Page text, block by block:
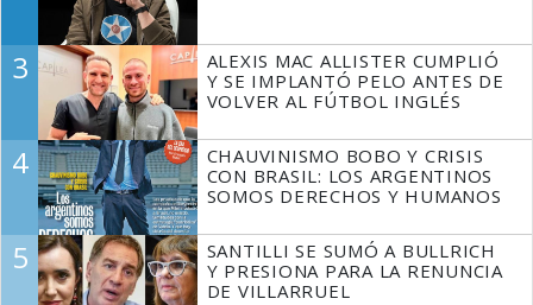
3
ALEXIS MAC ALLISTER CUMPLIÓ
Y SE IMPLANTÓ PELO ANTES DE
VOLVER AL FÚTBOL INGLÉS
4
CHAUVINISMO BOBO Y CRISIS
CON BRASIL: LOS ARGENTINOS
SOMOS DERECHOS Y HUMANOS
5
SANTILLI SE SUMÓ A BULLRICH
Y PRESIONA PARA LA RENUNCIA
DE VILLARRUEL